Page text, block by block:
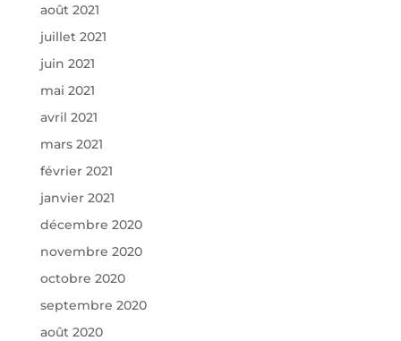
août 2021
juillet 2021
juin 2021
mai 2021
avril 2021
mars 2021
février 2021
janvier 2021
décembre 2020
novembre 2020
octobre 2020
septembre 2020
août 2020